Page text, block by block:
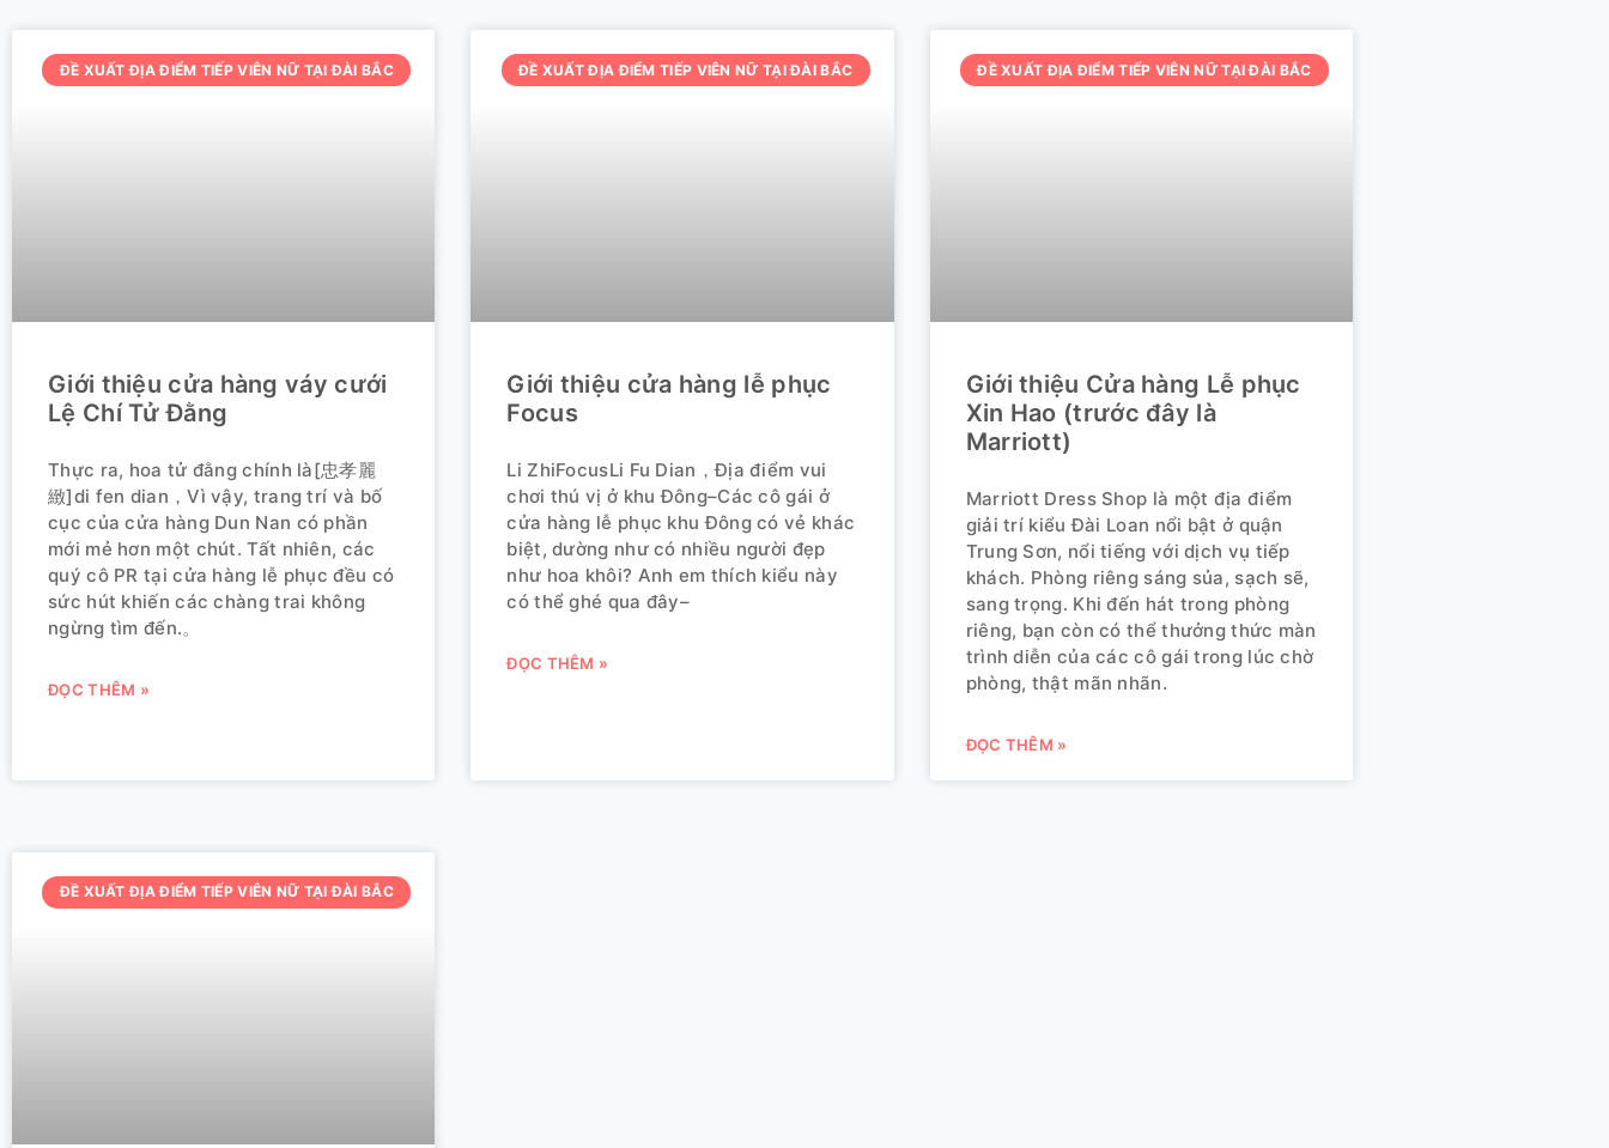
ĐỀ XUẤT ĐỊA ĐIỂM TIẾP VIÊN NỮ TẠI ĐÀI BẮC
Giới thiệu cửa hàng váy cưới
Lệ Chí Tử Đằng
Thực ra, hoa tử đằng chính là[忠孝麗
緻]di fen dian，Vì vậy, trang trí và bố
cục của cửa hàng Dun Nan có phần
mới mẻ hơn một chút. Tất nhiên, các
quý cô PR tại cửa hàng lễ phục đều có
sức hút khiến các chàng trai không
ngừng tìm đến.。
ĐỌC THÊM »
ĐỀ XUẤT ĐỊA ĐIỂM TIẾP VIÊN NỮ TẠI ĐÀI BẮC
Giới thiệu cửa hàng lễ phục
Focus
Li ZhiFocusLi Fu Dian，Địa điểm vui
chơi thú vị ở khu Đông–Các cô gái ở
cửa hàng lễ phục khu Đông có vẻ khác
biệt, dường như có nhiều người đẹp
như hoa khôi? Anh em thích kiểu này
có thể ghé qua đây–
ĐỌC THÊM »
ĐỀ XUẤT ĐỊA ĐIỂM TIẾP VIÊN NỮ TẠI ĐÀI BẮC
Giới thiệu Cửa hàng Lễ phục
Xin Hao (trước đây là
Marriott)
Marriott Dress Shop là một địa điểm
giải trí kiểu Đài Loan nổi bật ở quận
Trung Sơn, nổi tiếng với dịch vụ tiếp
khách. Phòng riêng sáng sủa, sạch sẽ,
sang trọng. Khi đến hát trong phòng
riêng, bạn còn có thể thưởng thức màn
trình diễn của các cô gái trong lúc chờ
phòng, thật mãn nhãn.
ĐỌC THÊM »
ĐỀ XUẤT ĐỊA ĐIỂM TIẾP VIÊN NỮ TẠI ĐÀI BẮC